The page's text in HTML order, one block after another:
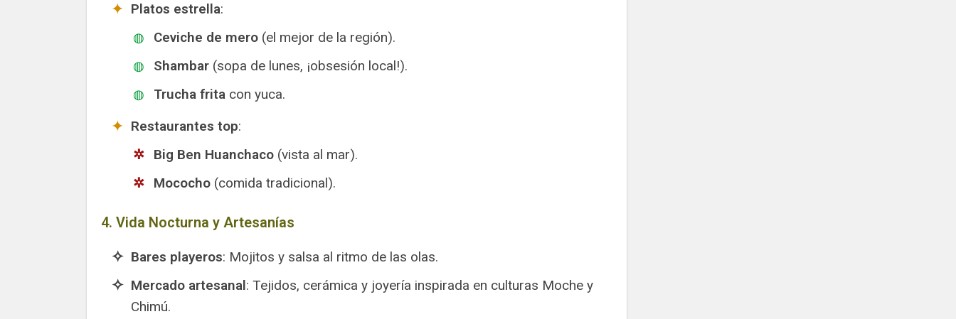
Platos estrella:
Ceviche de mero (el mejor de la región).
Shambar (sopa de lunes, ¡obsesión local!).
Trucha frita con yuca.
Restaurantes top:
Big Ben Huanchaco (vista al mar).
Mococho (comida tradicional).
4. Vida Nocturna y Artesanías
Bares playeros: Mojitos y salsa al ritmo de las olas.
Mercado artesanal: Tejidos, cerámica y joyería inspirada en culturas Moche y
Chimú.